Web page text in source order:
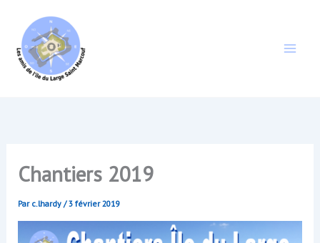
contenu
Chantiers 2019
Par c.lhardy/3 février 2019